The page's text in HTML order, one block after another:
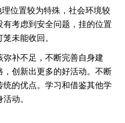
位置较为特殊，社会环境较
考虑到安全问题，挂的位置
未能收回。
弥补不足，不断完善自身建
创新出更多的好活动。不断
的优点。学习和借鉴其他学
动。